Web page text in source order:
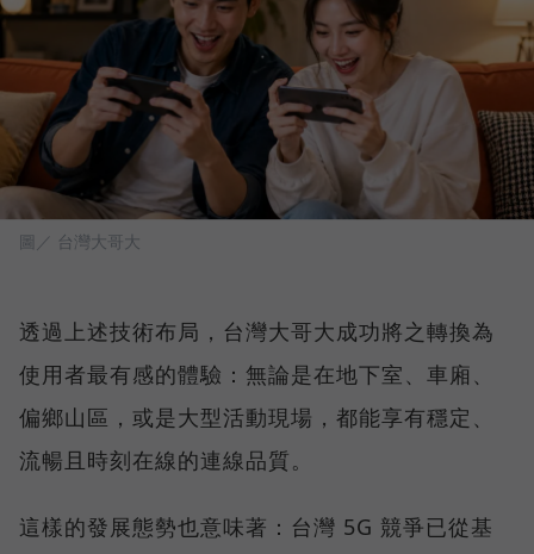
圖／ 台灣大哥大
透過上述技術布局，台灣大哥大成功將之轉換為
使用者最有感的體驗：無論是在地下室、車廂、
偏鄉山區，或是大型活動現場，都能享有穩定、
流暢且時刻在線的連線品質。
這樣的發展態勢也意味著：台灣 5G 競爭已從基